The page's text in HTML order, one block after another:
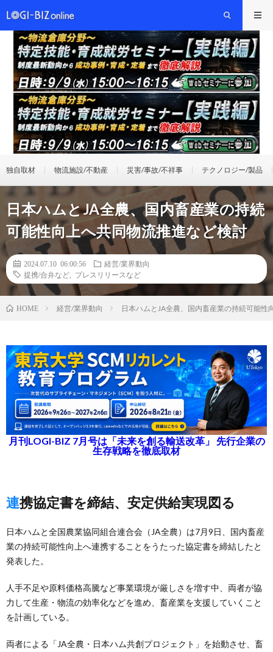
独自取材 物流施設/不動産 災害/事故/不祥事 テクノロジー/製品
日本ハムとJA全農、国内畜産業の持続
可能性向上へ共同物流推進など検討
2024.07.10 06:00:56
経営/業界動向
提携/合弁など
プレスリリースなど
HOME 経営/業界動向 日本ハムとJA全農、国内畜産業の持続可能性
月刊LOGI-BIZ 7月号は「未来を創る輸送改革」 先行企業の
生存戦略を徹底取材
連携協定書を締結、安定供給実現図る
日本ハムと全国農業協同組合連合会（JA全農）は7月9日、国内畜産
業の持続可能性向上へ連携することをうたった協定書を締結したと
発表した。
人手不足や原料価格高騰など事業環境が厳しさを増す中、両者が協
力して生産・物流の効率化などを進め、畜産業を支援していくこと
を計画している。
両者による「JA全農・日本ハム共創プロジェクト」を始動させ、畜